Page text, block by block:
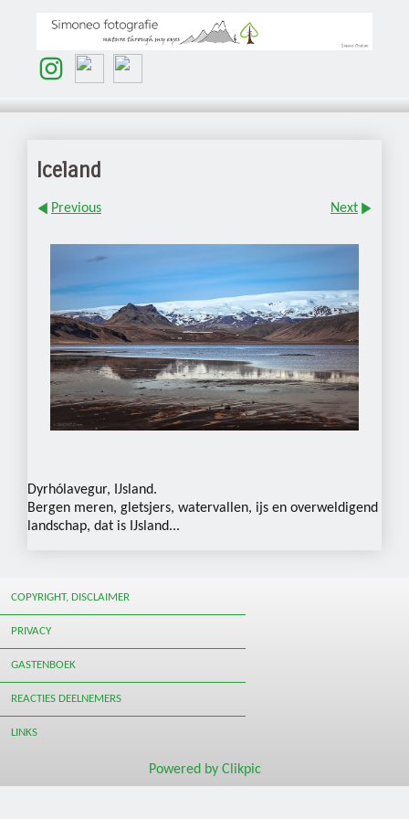
Iceland
Previous Next
Dyrhólavegur, IJsland.
Bergen meren, gletsjers, watervallen, ijs en overweldigend
landschap, dat is IJsland...
COPYRIGHT, DISCLAIMER
PRIVACY
GASTENBOEK
REACTIES DEELNEMERS
LINKS
Powered by Clikpic